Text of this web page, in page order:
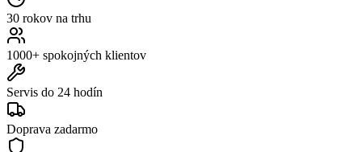
30 rokov na trhu
1000+ spokojných klientov
Servis do 24 hodín
Doprava zadarmo